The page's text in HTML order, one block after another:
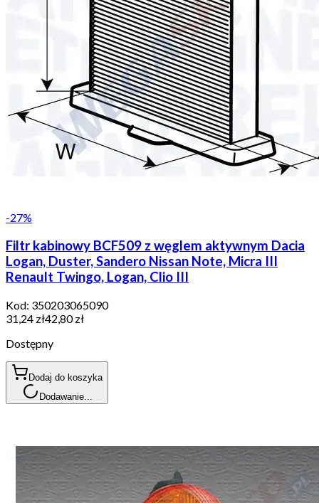
-27%
Filtr kabinowy BCF509 z węglem aktywnym Dacia
Logan, Duster, Sandero Nissan Note, Micra III
Renault Twingo, Logan, Clio III
Kod: 350203065090
31,24 zł42,80 zł
Dostępny
Dodaj do koszyka
Dodawanie...